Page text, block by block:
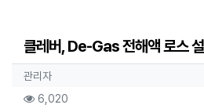
클레버, De-Gas 전해액 로스
작성자 정보
관리자작성
컨텐츠 정보
6,020